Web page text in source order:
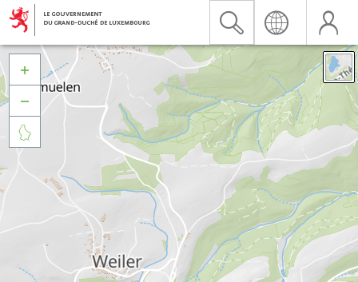


